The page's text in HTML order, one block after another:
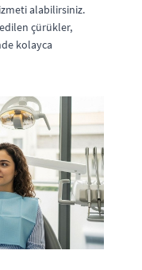
alabilirsiniz.
çürükler,
kolayca